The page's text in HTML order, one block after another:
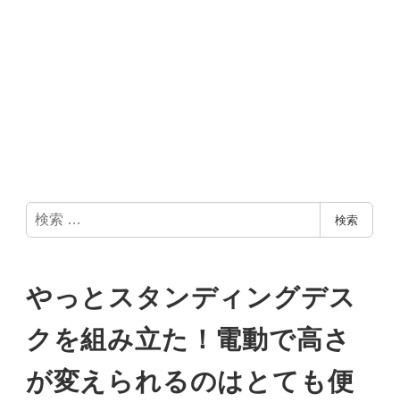
検
索
検索
やっとスタンディングデス
クを組み立た！電動で高さ
が変えられるのはとても便